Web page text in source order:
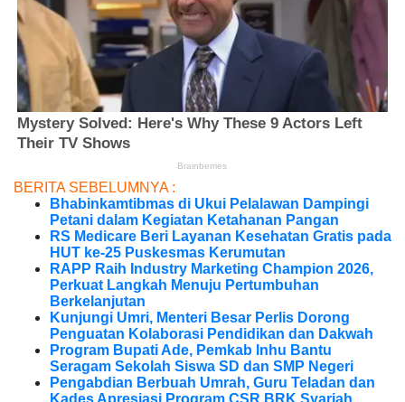
BERITA SEBELUMNYA :
Bhabinkamtibmas di Ukui Pelalawan Dampingi
Petani dalam Kegiatan Ketahanan Pangan
RS Medicare Beri Layanan Kesehatan Gratis pada
HUT ke-25 Puskesmas Kerumutan
RAPP Raih Industry Marketing Champion 2026,
Perkuat Langkah Menuju Pertumbuhan
Berkelanjutan
Kunjungi Umri, Menteri Besar Perlis Dorong
Penguatan Kolaborasi Pendidikan dan Dakwah
Program Bupati Ade, Pemkab Inhu Bantu
Seragam Sekolah Siswa SD dan SMP Negeri
Pengabdian Berbuah Umrah, Guru Teladan dan